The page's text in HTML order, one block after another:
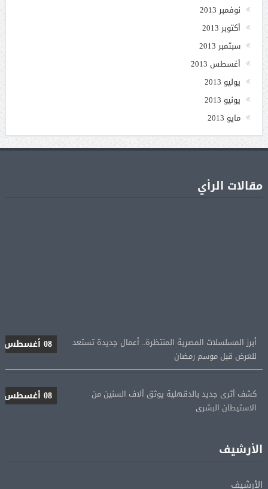
نوفمبر 2013
أكتوبر 2013
سبتمبر 2013
أغسطس 2013
يوليو 2013
يونيو 2013
مايو 2013
مقالات الرأي
للعرض قبل موسم رمضان
الاستيطان البشرى
المؤهلة لأولمبياد 2028
إسبانيا تعيد فرض الرقابة على حدودها مع إيطاليا وسط
الأرشيف
الأرشيف